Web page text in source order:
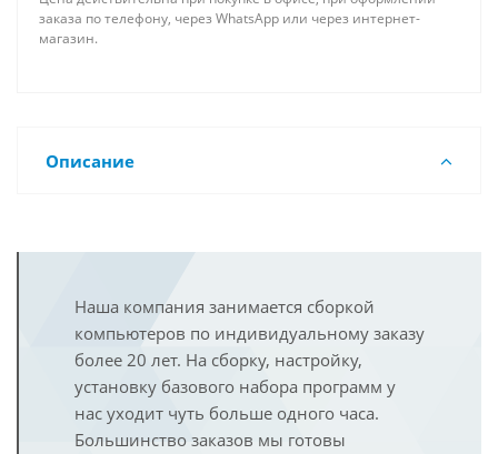
заказа по телефону, через WhatsApp или через интернет-
магазин.
Описание
Наша компания занимается сборкой
компьютеров по индивидуальному заказу
более 20 лет. На сборку, настройку,
установку базового набора программ у
нас уходит чуть больше одного часа.
Большинство заказов мы готовы